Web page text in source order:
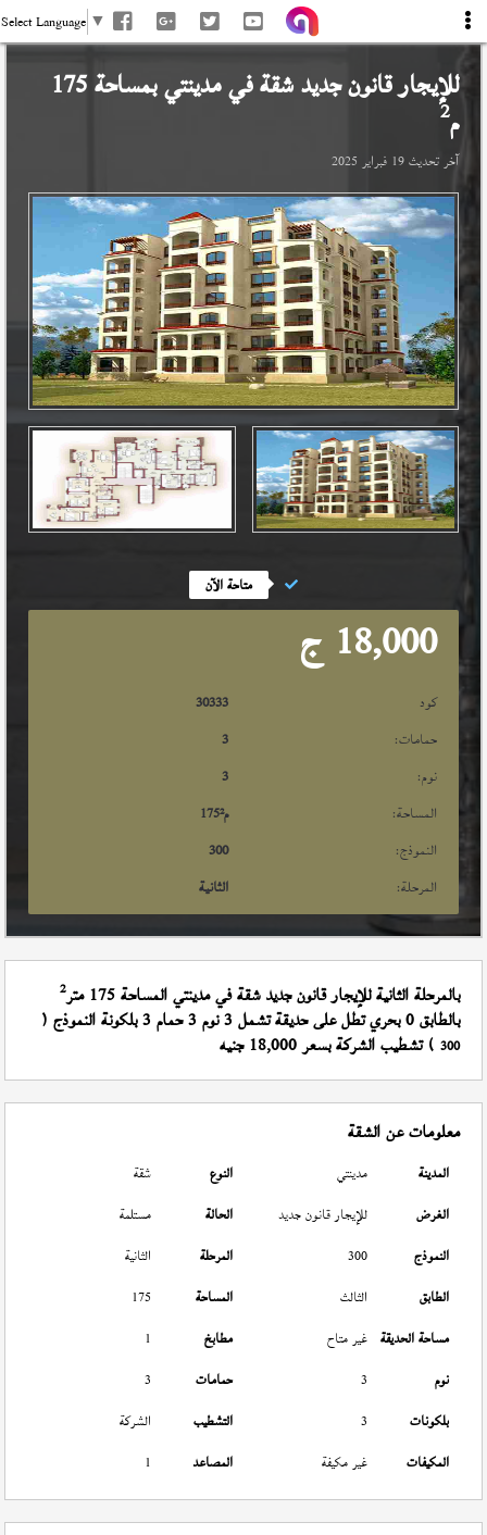
Select Language ▼
للإيجار قانون جديد شقة فيمدينتي بمساحة 175
م2
آخر تحديث19 فبراير 2025
متاحة الآن
18,000 ج
كود
30333
حمامات:
3
نوم:
3
المساحة:
175م²
النموذج:
300
المرحلة:
الثانية
بالمرحلة الثانية للإيجار قانون جديد شقة في مدينتي المساحة 175 متر 2
بالطابق 0 بحري تطل على حديقة تشمل 3 نوم 3 حمام 3 بلكونة النموذج (
300 ) تشطيب الشركة بسعر 18,000 جنيه
معلومات عن الشقة
المدينة مدينتي النوع
شقة
الغرض
للإيجار قانون جديد الحالة
مستلمة
النموذج
300 المرحلة
الثانية
الطابق
الثالث المساحة
175
مساحة الحديقة غير متاح مطابخ
1
نوم
3 حمامات
3
بلكونات
3 التشطيب
الشركة
المكيفات
غير مكيفة المصاعد 1